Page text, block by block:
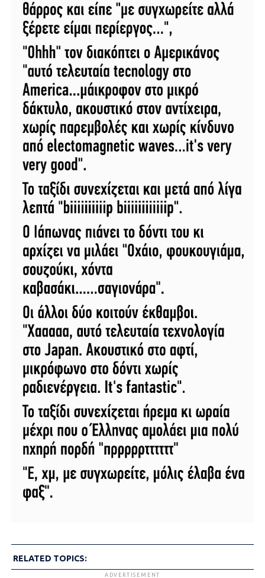
RELATED TOPICS:
ADVERTISEMENT